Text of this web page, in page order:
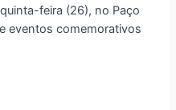
feira (26), no Paço
eventos comemorativos